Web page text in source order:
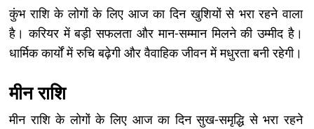
कुंभ राशि के लोगों के लिए आज का दिन खुशियों से भरा रहने वाला
है। करियर में बड़ी सफलता और मान-सम्मान मिलने की उम्मीद है।
धार्मिक कार्यों में रुचि बढ़ेगी और वैवाहिक जीवन में मधुरता बनी रहेगी।
मीन राशि
मीन राशि के लोगों के लिए आज का दिन सुख-समृद्धि से भरा रहने